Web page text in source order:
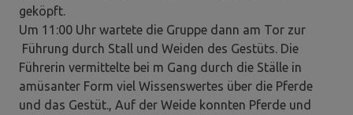
geköpft.
Um 11:00 Uhr wartete die Gruppe dann am Tor zur
Führung durch Stall und Weiden des Gestüts. Die
Führerin vermittelte bei m Gang durch die Ställe in
amüsanter Form viel Wissenswertes über die Pferde
und das Gestüt., Auf der Weide konnten Pferde und